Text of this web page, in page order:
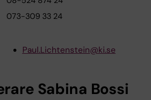
073-309 33 24
Paul.Lichtenstein@ki.se
Sabina Bossi